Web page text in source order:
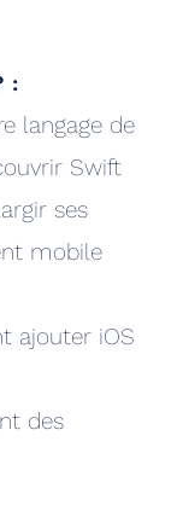
:
langage de
Swift
ses
mobile
ajouter iOS
des